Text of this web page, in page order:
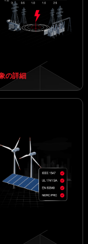
の詳細